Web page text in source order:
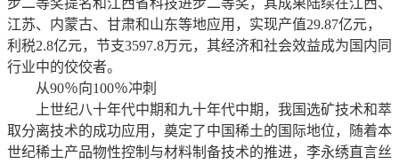
江苏、内蒙古、甘肃和山东等地应用，实现产值29.87亿元，
利税2.8亿元，节支3597.8万元，其经济和社会效益成为国内同
行业中的佼佼者。
从90％向100％冲刺
上世纪八十年代中期和九十年代中期，我国选矿技术和萃
取分离技术的成功应用，奠定了中国稀土的国际地位，随着本
世纪稀土产品物性控制与材料制备技术的推进，李永绣直言丝